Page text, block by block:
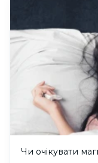
Чи очікувати